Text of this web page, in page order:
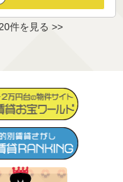
件を見る >>